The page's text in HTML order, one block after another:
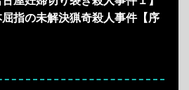
屈指の未解決猟奇殺人事件【序